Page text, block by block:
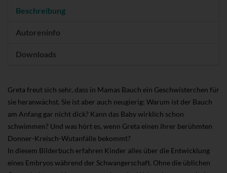
Beschreibung
Autoreninfo
Downloads
Greta freut sich sehr, dass in Mamas Bauch ein Geschwisterchen für
sie heranwächst. Sie ist aber auch neugierig: Warum ist der Bauch
am Anfang gar nicht dick? Kann das Baby wirklich schon
schwimmen? Und was hört es, wenn Greta einen ihrer berühmten
Donner-Kreisch-Wutanfälle bekommt?
In diesem Bilderbuch erfahren Kinder alles über die Entwicklung
eines Embryos während der Schwangerschaft. Ohne die üblichen